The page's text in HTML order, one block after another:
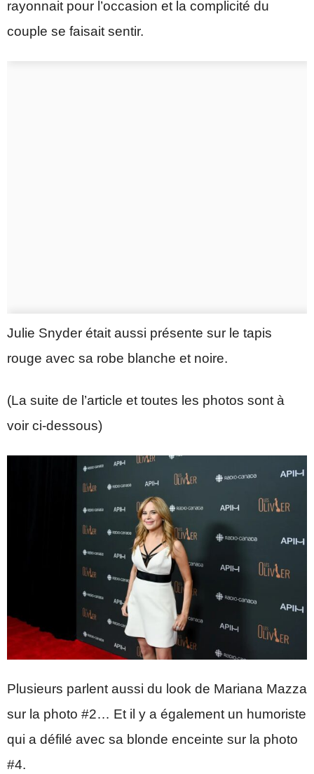
rayonnait pour l’occasion et la complicité du
couple se faisait sentir.
Julie Snyder était aussi présente sur le tapis
rouge avec sa robe blanche et noire.
(La suite de l’article et toutes les photos sont à
voir ci-dessous)
Plusieurs parlent aussi du look de Mariana Mazza
sur la photo #2… Et il y a également un humoriste
qui a défilé avec sa blonde enceinte sur la photo
#4.